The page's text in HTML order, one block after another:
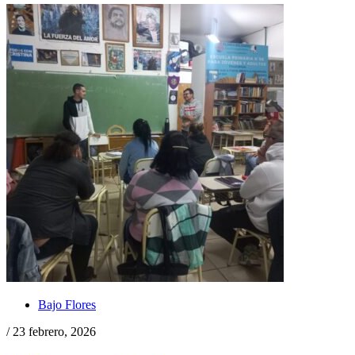
Bajo Flores
/ 23 febrero, 2026